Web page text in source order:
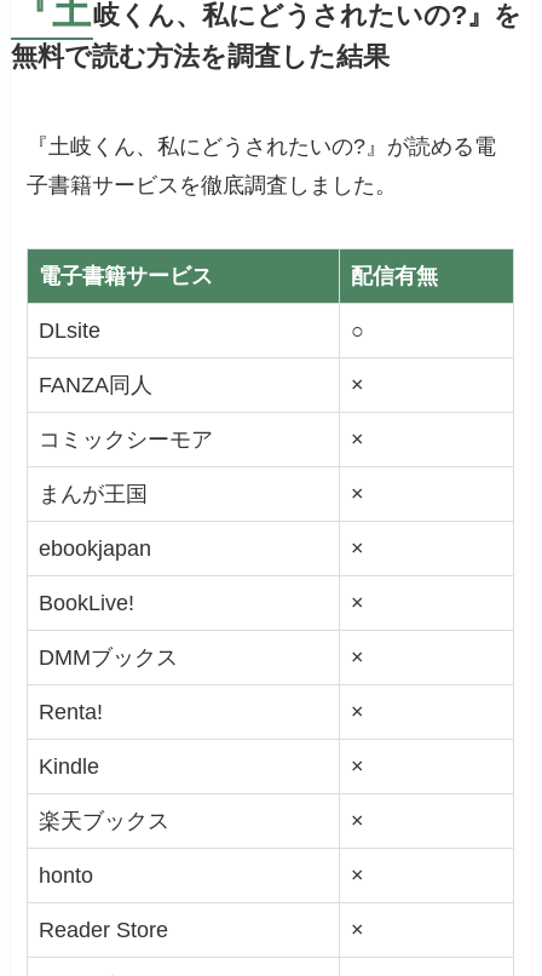
『土岐くん、私にどうされたいの?』を
無料で読む方法を調査した結果
『土岐くん、私にどうされたいの?』が読める電
子書籍サービスを徹底調査しました。
電子書籍サービス 配信有無
DLsite ○
FANZA同人 ×
コミックシーモア ×
まんが王国 ×
ebookjapan ×
BookLive! ×
DMMブックス ×
Renta! ×
Kindle ×
楽天ブックス ×
honto ×
Reader Store ×